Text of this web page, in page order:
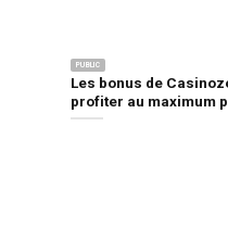
PUBLIC
Les bonus de
profiter au maximum